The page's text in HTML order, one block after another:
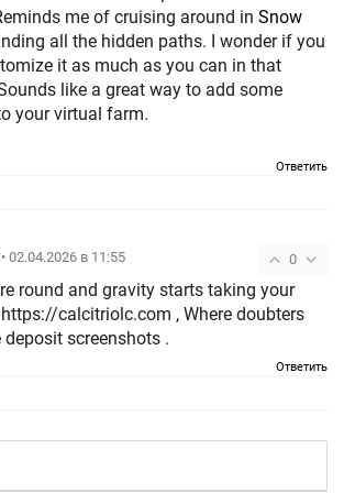
me of cruising around in Snow
all the hidden paths. I wonder if you
it as much as you can in that
like a great way to add some
your virtual farm.
Ответить
0
• 02.04.2026 в 11:55
round and gravity starts taking your
deposit screenshots .
Ответить